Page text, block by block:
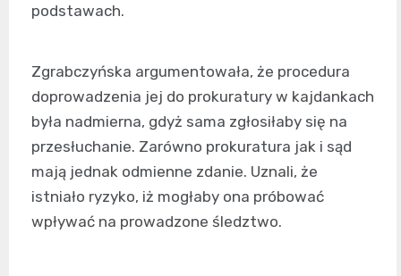
podstawach.
Zgrabczyńska argumentowała, że procedura
doprowadzenia jej do prokuratury w kajdankach
była nadmierna, gdyż sama zgłosiłaby się na
przesłuchanie. Zarówno prokuratura jak i sąd
mają jednak odmienne zdanie. Uznali, że
istniało ryzyko, iż mogłaby ona próbować
wpływać na prowadzone śledztwo.